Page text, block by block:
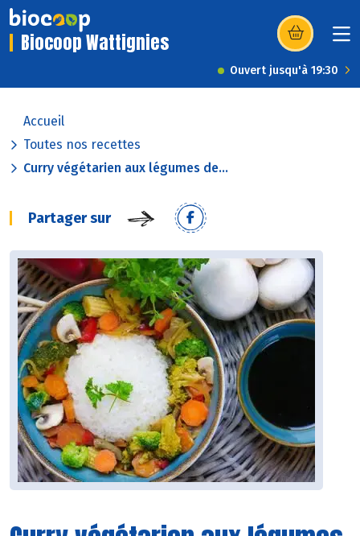
Biocoop Wattignies (s’ouvre dans
Ouvert jusqu'à 19:30
Accueil
Toutes nos recettes
Curry végétarien aux légumes de...
Partager sur